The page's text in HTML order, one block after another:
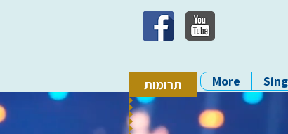
תרומות More